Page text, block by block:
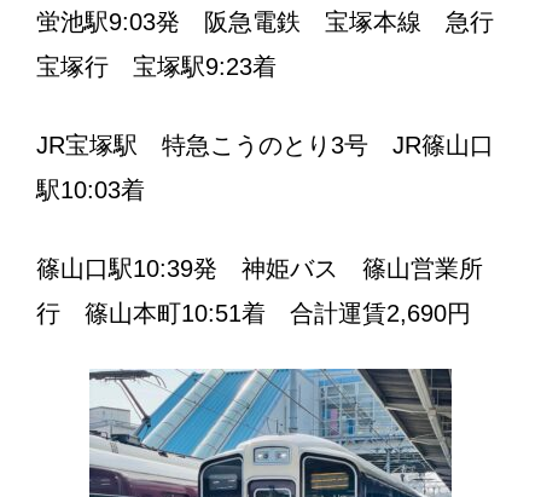
蛍池駅9:03発 阪急電鉄 宝塚本線 急行
宝塚行 宝塚駅9:23着
JR宝塚駅 特急こうのとり3号 JR篠山口
駅10:03着
篠山口駅10:39発 神姫バス 篠山営業所
行 篠山本町10:51着 合計運賃2,690円